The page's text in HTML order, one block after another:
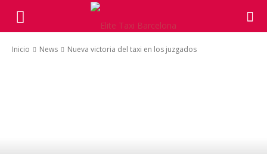
Inicio News Nueva victoria del taxi en los juzgados